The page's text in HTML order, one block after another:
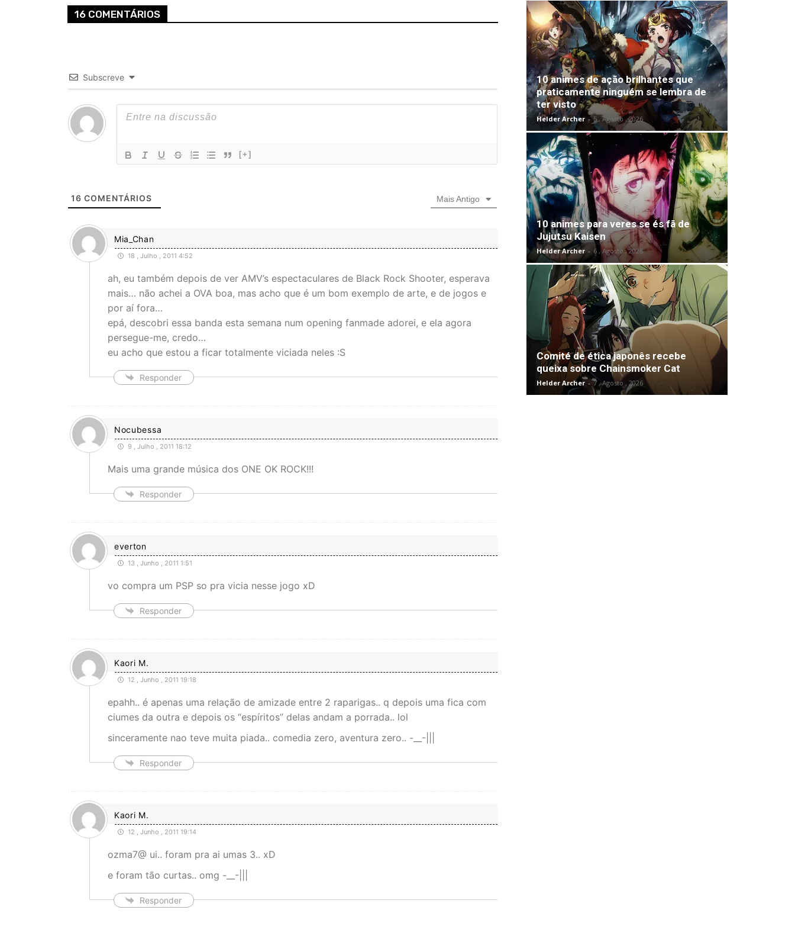
16 COMENTÁRIOS
Subscreve
[+]
16 COMENTÁRIOS Mais Antigo
Mia_Chan
18 , Julho , 2011 4:52
ah, eu também depois de ver AMV’s espectaculares de Black Rock Shooter, esperava
mais… não achei a OVA boa, mas acho que é um bom exemplo de arte, e de jogos e
por aí fora…
epá, descobri essa banda esta semana num opening fanmade adorei, e ela agora
persegue-me, credo…
eu acho que estou a ficar totalmente viciada neles :S
Responder
Nocubessa
9 , Julho , 2011 18:12
Mais uma grande música dos ONE OK ROCK!!!
Responder
everton
13 , Junho , 2011 1:51
vo compra um PSP so pra vicia nesse jogo xD
Responder
Kaori M.
12 , Junho , 2011 19:18
epahh.. é apenas uma relação de amizade entre 2 raparigas.. q depois uma fica com
ciumes da outra e depois os “espíritos” delas andam a porrada.. lol
sinceramente nao teve muita piada.. comedia zero, aventura zero.. -__-|||
Responder
Kaori M.
12 , Junho , 2011 19:14
ozma7@ ui.. foram pra ai umas 3.. xD
e foram tão curtas.. omg -__-|||
Responder
10 animes de ação brilhantes que
praticamente ninguém se lembra de
ter visto
Helder Archer - 5 , Agosto , 2026
10 animes para veres se és fã de
Jujutsu Kaisen
Helder Archer - 6 , Agosto , 2026
Comité de ética japonês recebe
queixa sobre Chainsmoker Cat
Helder Archer - 7 , Agosto , 2026